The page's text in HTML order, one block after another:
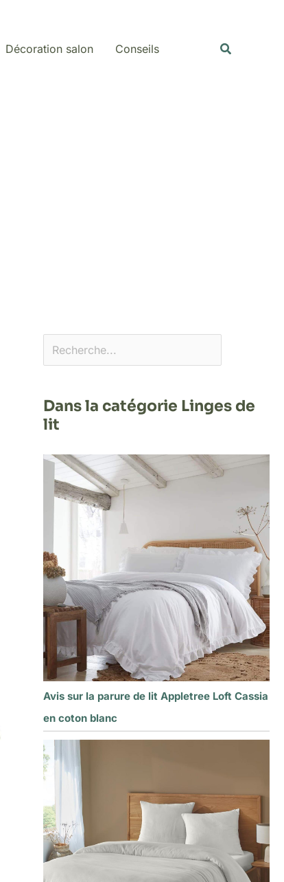
Décoration salon Conseils
Dans la catégorie Linges de
lit
Avis sur la parure de lit Appletree Loft Cassia
en coton blanc